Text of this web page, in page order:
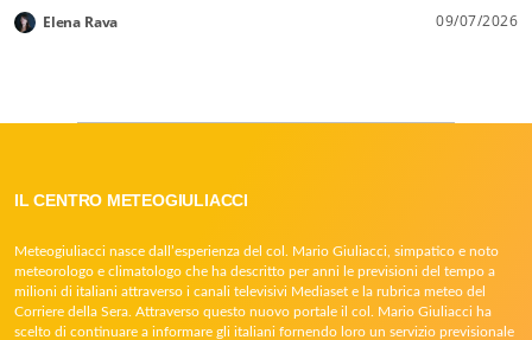
Elena Rava 09/07/2026
IL CENTRO METEOGIULIACCI
Meteogiuliacci nasce dall’esperienza del col. Mario Giuliacci, simpatico e noto
meteorologo e climatologo che ha descritto per anni le previsioni del tempo a
milioni di italiani attraverso i canali televisivi Mediaset e la rubrica meteo del
Corriere della Sera. Attraverso questo nuovo portale il col. Mario Giuliacci ha
scelto di continuare a informare gli italiani fornendo loro un servizio previsionale